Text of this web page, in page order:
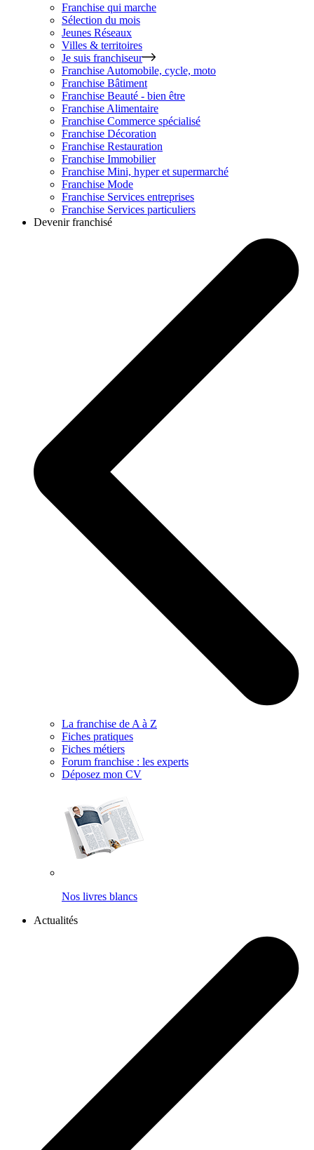
Franchise qui marche
Sélection du mois
Jeunes Réseaux
Villes & territoires
Je suis franchiseur
Franchise Automobile, cycle, moto
Franchise Bâtiment
Franchise Beauté - bien être
Franchise Alimentaire
Franchise Commerce spécialisé
Franchise Décoration
Franchise Restauration
Franchise Immobilier
Franchise Mini, hyper et supermarché
Franchise Mode
Franchise Services entreprises
Franchise Services particuliers
Devenir franchisé
La franchise de A à Z
Fiches pratiques
Fiches métiers
Forum franchise : les experts
Déposez mon CV
Nos livres blancs
Actualités